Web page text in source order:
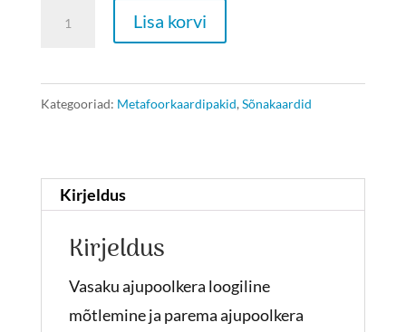
Metafoorkaardid
kogus
Lisa korvi
Kategooriad: Metafoorkaardipakid, Sõnakaardid
Kirjeldus
Kirjeldus
Vasaku ajupoolkera loogiline
mõtlemine ja parema ajupoolkera